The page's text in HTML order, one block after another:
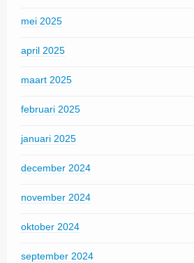
mei 2025
april 2025
maart 2025
februari 2025
januari 2025
december 2024
november 2024
oktober 2024
september 2024